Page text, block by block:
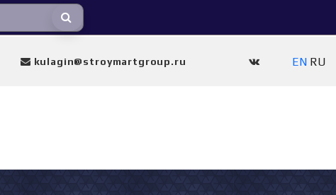
kulagin@stroymartgroup.ru EN RU